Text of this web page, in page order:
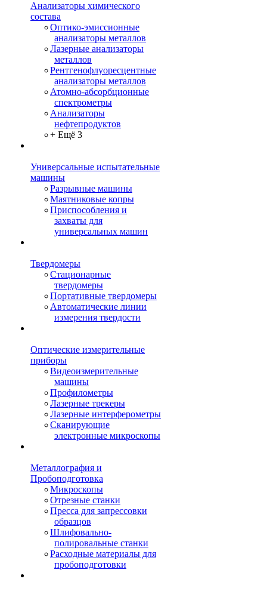
Анализаторы химического
состава
Оптико-эмиссионные
анализаторы металлов
Лазерные анализаторы
металлов
Рентгенофлуоресцентные
анализаторы металлов
Атомно-абсорбционные
спектрометры
Анализаторы
нефтепродуктов
+ Ещё 3
Универсальные испытательные
машины
Разрывные машины
Маятниковые копры
Приспособления и
захваты для
универсальных машин
Твердомеры
Стационарные
твердомеры
Портативные твердомеры
Автоматические линии
измерения твердости
Оптические измерительные
приборы
Видеоизмерительные
машины
Профилометры
Лазерные трекеры
Лазерные интерферометры
Сканирующие
электронные микроскопы
Металлография и
Пробоподготовка
Микроскопы
Отрезные станки
Пресса для запрессовки
образцов
Шлифовально-
полировальные станки
Расходные материалы для
пробоподготовки